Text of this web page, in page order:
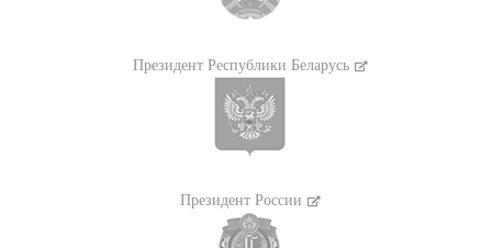
Президент Республики Беларусь
Президент России